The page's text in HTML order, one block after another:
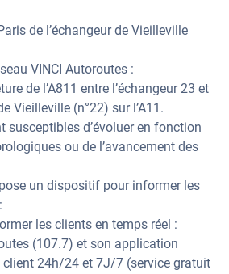
de l’échangeur de Vieilleville
VINCI Autoroutes :
de l’A811 entre l’échangeur 23 et
Vieilleville (n°22) sur l’A11.
susceptibles d’évoluer en fonction
ou de l’avancement des
un dispositif pour informer les
les clients en temps réel :
(107.7) et son application
client 24h/24 et 7J/7 (service gratuit